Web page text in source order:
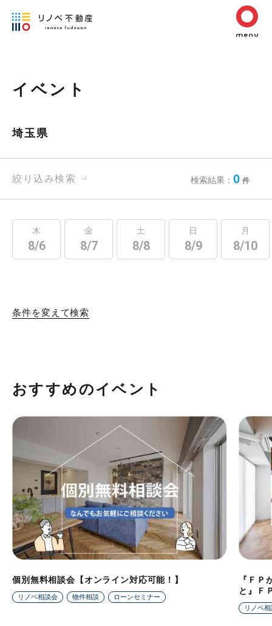
イベント
埼玉県
絞り込み検索 検索結果： 0 件
木
8/6
金
8/7
土
8/8
日
8/9
月
8/10
条件を変えて検索
おすすめのイベント
個別無料相談会【オンライン対応可能！】
リノベ相談会 物件相談 ローンセミナー
『ＦＰ
と』Ｆ
リノベ